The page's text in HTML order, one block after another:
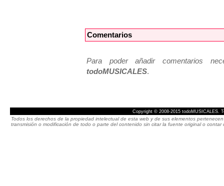
Comentarios
Para poder añadir comentarios
todoMUSICALES.
Copyright © 2008-2015 todoMUSICALES.
Todos los derechos de la propiedad intelectual de esta web y de sus elementos
transmisión o modificación de todo o parte del contenido sin citar la fuente original o